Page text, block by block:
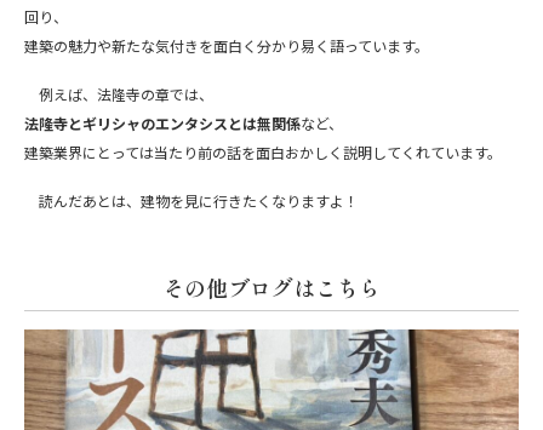
回り、
建築の魅力や新たな気付きを面白く分かり易く語っています。
例えば、法隆寺の章では、
法隆寺とギリシャのエンタシスとは無関係など、
建築業界にとっては当たり前の話を面白おかしく説明してくれています。
読んだあとは、建物を見に行きたくなりますよ！
その他ブログはこちら